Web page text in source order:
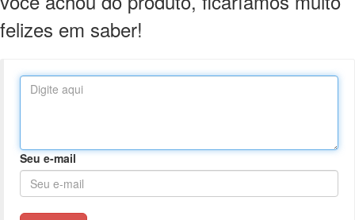
felizes em saber!
Seu e-mail